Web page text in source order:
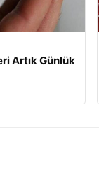
Artık Günlük